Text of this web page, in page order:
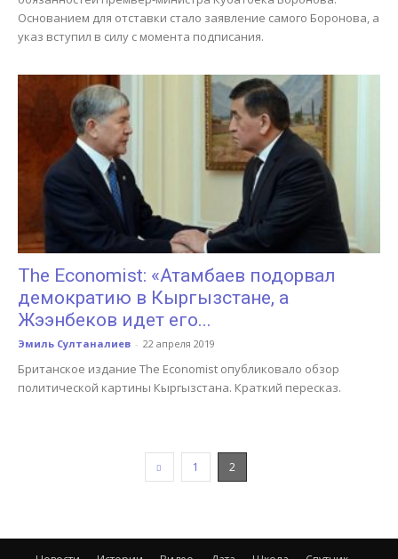
Основанием для отставки стало заявление самого Боронова, а
указ вступил в силу с момента подписания.
The Economist: «Атамбаев подорвал
демократию в Кыргызстане, а
Жээнбеков идет его...
Эмиль Султаналиев - 22 апреля 2019
Британское издание The Economist опубликовало обзор
политической картины Кыргызстана. Краткий пересказ.
1 2